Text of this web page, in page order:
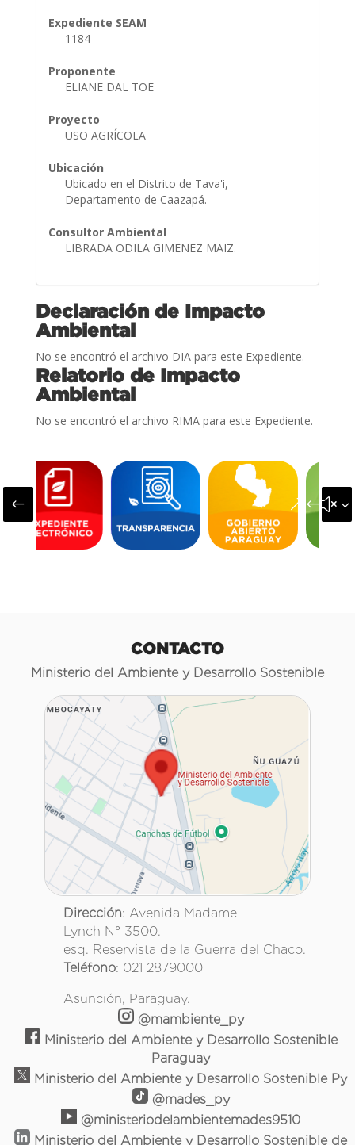
Expediente SEAM
1184
Proponente
ELIANE DAL TOE
Proyecto
USO AGRÍCOLA
Ubicación
Ubicado en el Distrito de Tava'i,
Departamento de Caazapá.
Consultor Ambiental
LIBRADA ODILA GIMENEZ MAIZ.
Declaración de Impacto
Ambiental
No se encontró el archivo DIA para este Expediente.
Relatorio de Impacto
Ambiental
No se encontró el archivo RIMA para este Expediente.
#
CONTACTO
Ministerio del Ambiente y Desarrollo Sostenible
Dirección: Avenida Madame
Lynch N° 3500.
esq. Reservista de la Guerra del Chaco.
Teléfono: 021 2879000
Asunción, Paraguay.
@mambiente_py
Ministerio del Ambiente y Desarrollo Sostenible
Paraguay
Ministerio del Ambiente y Desarrollo Sostenible Py
@mades_py
@ministeriodelambientemades9510
Ministerio del Ambiente y Desarrollo Sostenible de